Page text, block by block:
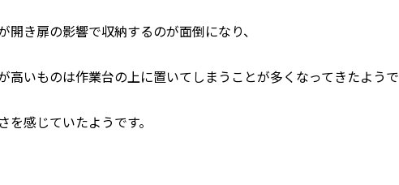
開き扉の影響で収納するのが面倒になり、
高いものは作業台の上に置いてしまうことが多くなってきたようで
を感じていたようです。